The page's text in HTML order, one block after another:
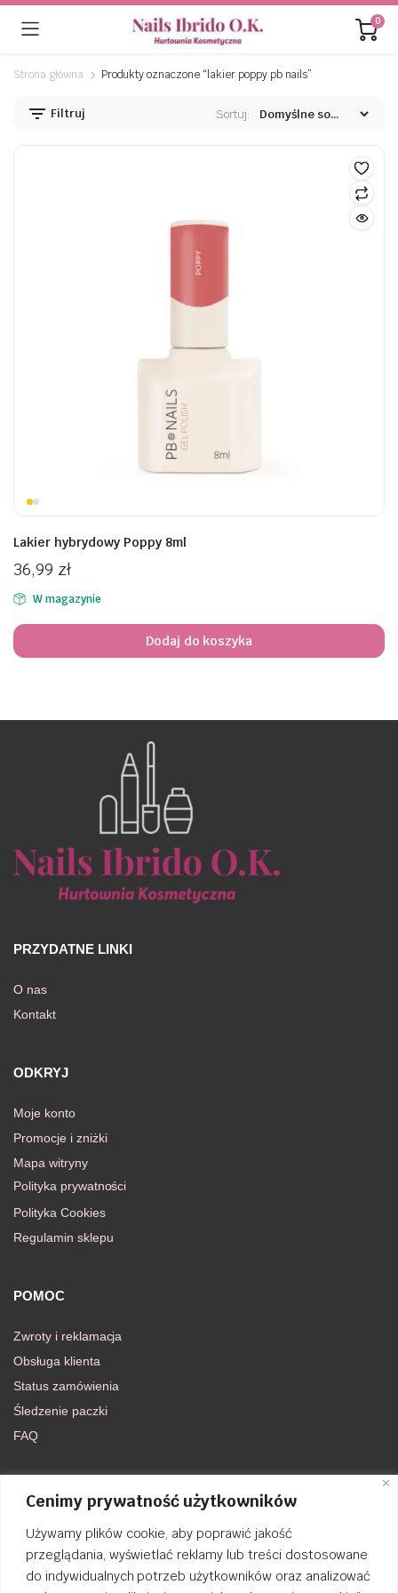
Cenimy prywatność użytkowników
Używamy plików cookie, aby poprawić jakość
przeglądania, wyświetlać reklamy lub treści dostosowane
do indywidualnych potrzeb użytkowników oraz analizować
0
Strona główna Produkty oznaczone “lakier poppy pb nails”
Filtruj Sortuj:
Lakier hybrydowy Poppy 8ml
36,99 zł
W magazynie
Dodaj do koszyka
PRZYDATNE LINKI
O nas
Kontakt
ODKRYJ
Moje konto
Promocje i zniżki
Mapa witryny
Polityka prywatności
Polityka Cookies
Regulamin sklepu
POMOC
Zwroty i reklamacja
Obsługa klienta
Status zamówienia
Śledzenie paczki
FAQ
DOŁĄCZ DO NAS
FACEBOOK
INSTAGRAM